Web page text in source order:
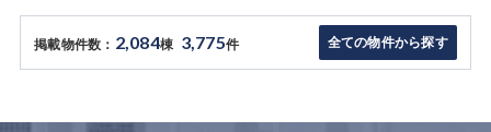
掲載物件数： 2,084棟 3,775件 全ての物件から探す